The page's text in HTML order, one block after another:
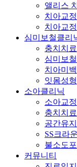
앨리스
치아교
치아교
심미보철클리
충치치료
심미보철
치아미백
잇몸성형
소아클리닉
소아교정
충치치료
공간유지
SS크라운
불소도포
커뮤니티